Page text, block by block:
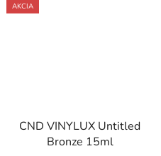
AKCIA
CND VINYLUX Untitled
Bronze 15ml